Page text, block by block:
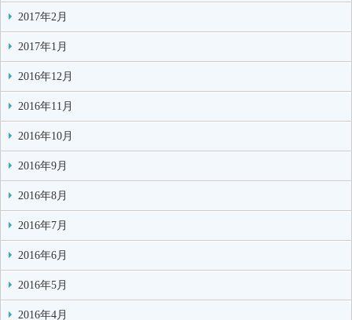
2017年2月
2017年1月
2016年12月
2016年11月
2016年10月
2016年9月
2016年8月
2016年7月
2016年6月
2016年5月
2016年4月